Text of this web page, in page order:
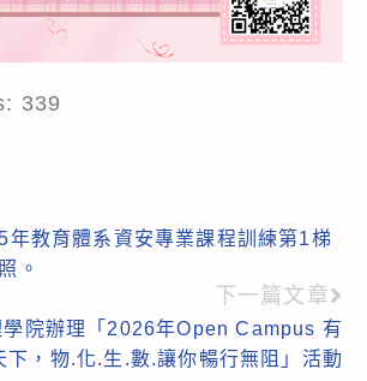
339
年教育體系資安專業課程訓練第1梯
。
下一篇文章
學院辦理「2026年Open Campus 有
下，物.化.生.數.讓你暢行無阻」活動